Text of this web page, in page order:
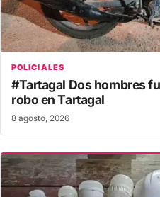
POLICIALES
#Tartagal Dos hombres
robo en Tartagal
8 agosto, 2026